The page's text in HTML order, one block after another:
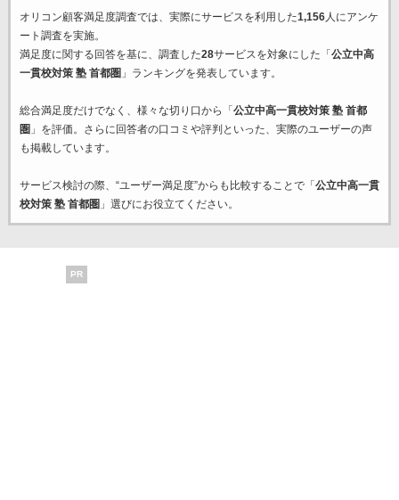
オリコン顧客満足度調査では、実際にサービスを利用した1,156人にアンケ
ート調査を実施。
満足度に関する回答を基に、調査した28サービスを対象にした「 公立中高
一貫校対策 塾 首都圏 」ランキングを発表しています。
総合満足度だけでなく、様々な切り口から「 公立中高一貫校対策 塾 首都
圏 」を評価。さらに回答者の口コミや評判といった、実際のユーザーの声
も掲載しています。
サービス検討の際、“ユーザー満足度”からも比較することで「 公立中高一貫
校対策 塾 首都圏 」選びにお役立てください。
PR